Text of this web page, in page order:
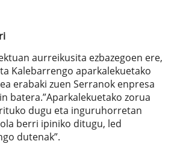
aurreikusita ezbazegoen ere,
Kalebarrengo aparkalekuetako
erabaki zuen Serranok enpresa
batera.”Aparkalekuetako zorua
dugu eta inguruhorretan
berri ipiniko ditugu, led
dutenak”.